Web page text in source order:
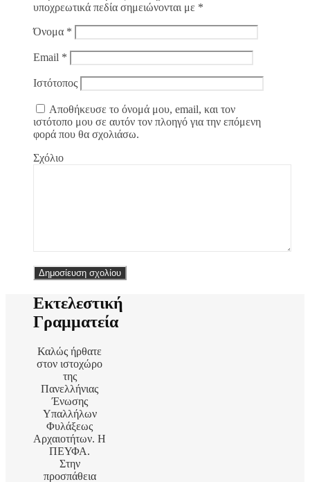
υποχρεωτικά πεδία σημειώνονται με *
Όνομα *
Email *
Ιστότοπος
Αποθήκευσε το όνομά μου, email, και τον
ιστότοπο μου σε αυτόν τον πλοηγό για την επόμενη
φορά που θα σχολιάσω.
Σχόλιο
Εκτελεστική
Γραμματεία
Καλώς ήρθατε
στον ιστοχώρο
της
Πανελλήνιας
Ένωσης
Υπαλλήλων
Φυλάξεως
Αρχαιοτήτων. Η
ΠΕΥΦΑ.
Στην
προσπάθεια